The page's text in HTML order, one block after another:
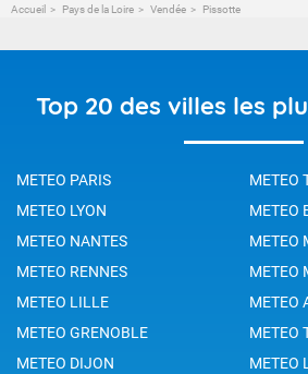
Accueil Pays de la Loire Vendée Pissotte
Top 20 des villes les
METEO PARIS
METEO
METEO LYON
METEO
METEO NANTES
METEO
METEO RENNES
METEO
METEO LILLE
METEO
METEO GRENOBLE
METEO
METEO DIJON
METEO